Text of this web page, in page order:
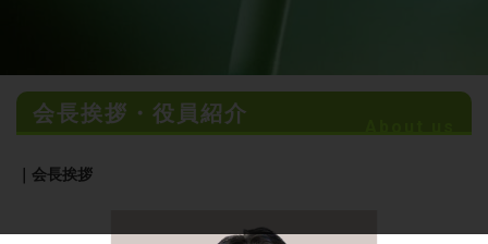
会長挨拶・役員紹介
｜会長挨拶